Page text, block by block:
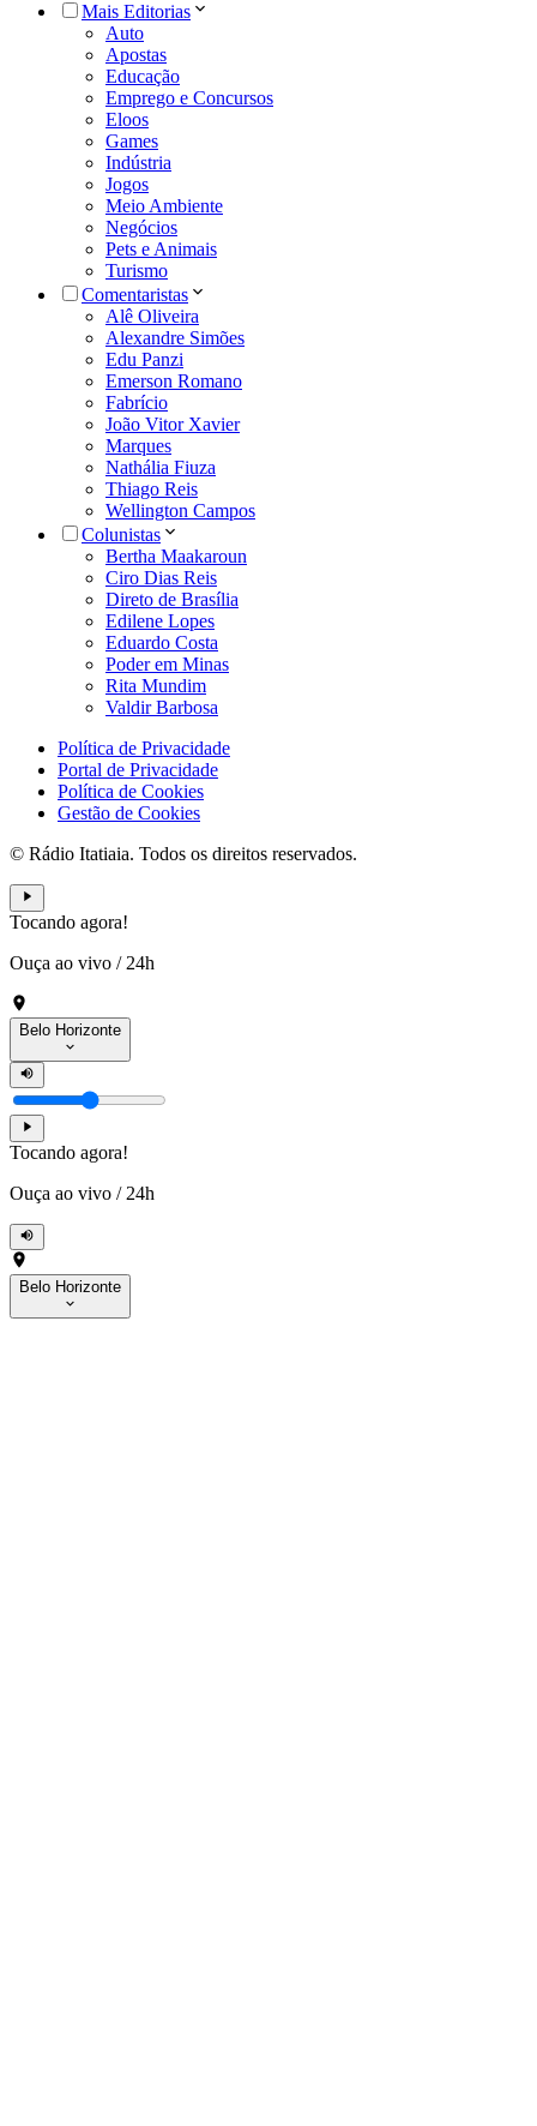
Mais Editorias
Auto
Apostas
Educação
Emprego e Concursos
Eloos
Games
Indústria
Jogos
Meio Ambiente
Negócios
Pets e Animais
Turismo
Comentaristas
Alê Oliveira
Alexandre Simões
Edu Panzi
Emerson Romano
Fabrício
João Vitor Xavier
Marques
Nathália Fiuza
Thiago Reis
Wellington Campos
Colunistas
Bertha Maakaroun
Ciro Dias Reis
Direto de Brasília
Edilene Lopes
Eduardo Costa
Poder em Minas
Rita Mundim
Valdir Barbosa
Política de Privacidade
Portal de Privacidade
Política de Cookies
Gestão de Cookies
© Rádio Itatiaia. Todos os direitos reservados.
Tocando agora!
Ouça ao vivo / 24h
Belo Horizonte
Tocando agora!
Ouça ao vivo / 24h
Belo Horizonte